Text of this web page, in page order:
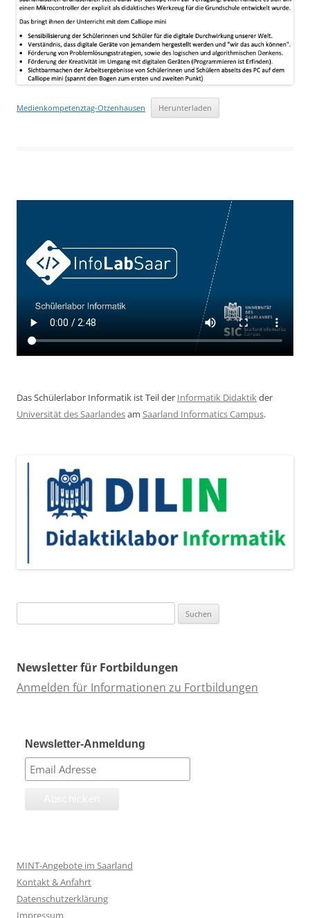
Medienkompetenztag-Otzenhausen Herunterladen
Das Schülerlabor Informatik ist Teil der Informatik Didaktikder
Universität des Saarlandesam Saarland Informatics Campus.
nach:
Newsletter für Fortbildungen
Anmelden für Informationen zu Fortbildungen
Newsletter-Anmeldung
MINT-Angebote im Saarland
Kontakt & Anfahrt
Datenschutzerklärung
Impressum